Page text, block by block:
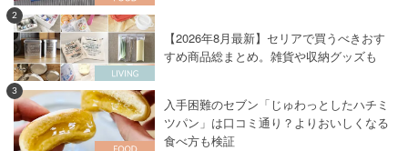
2
【2026年8月最新】セリアで買うべきおす
すめ商品総まとめ。雑貨や収納グッズも
3
入手困難のセブン「じゅわっとしたハチミ
ツパン」は口コミ通り？よりおいしくなる
食べ方も検証